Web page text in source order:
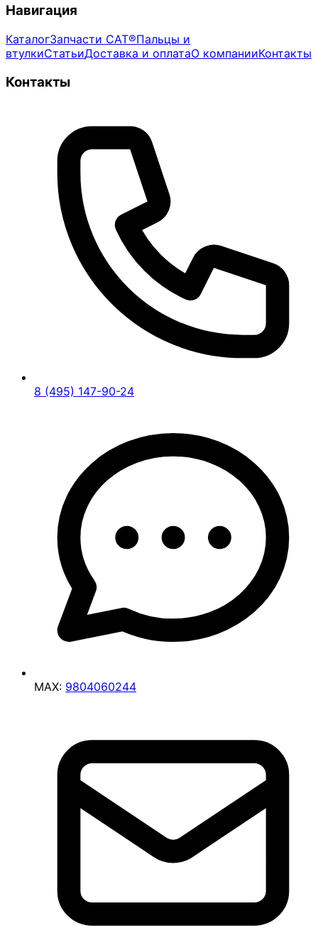
Навигация
КаталогЗапчасти CAT®Пальцы и
втулкиСтатьиДоставка и оплатаО компанииКонтакты
Контакты
8 (495) 147-90-24
MAX: 9804060244